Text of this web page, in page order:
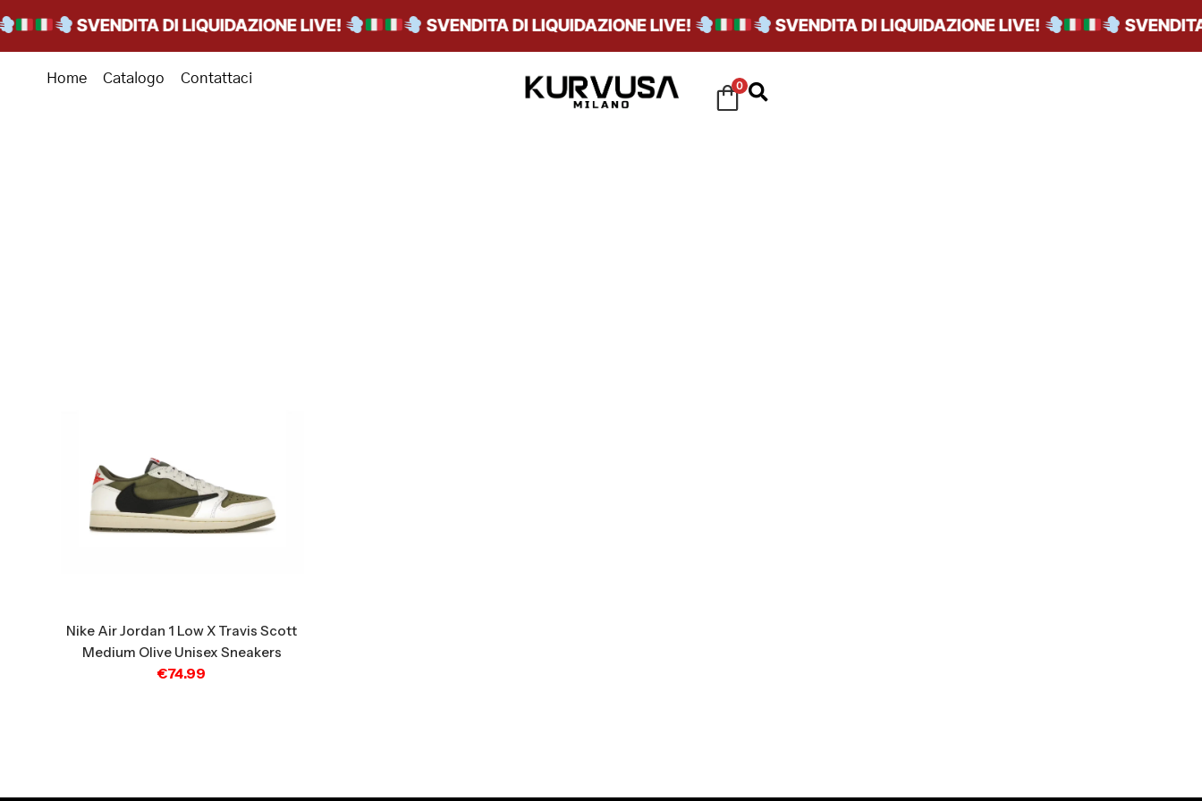
SVENDITA DI LIQUIDAZIONE LIVE! SVENDITA DI LIQUIDAZIONE LIVE! SVENDITA DI LIQUIDAZIONE LIVE! SVENDITA
Home Catalogo Contattaci 0
Nike Air Jordan 1 Low X Travis Scott
Medium Olive Unisex Sneakers
€74.99